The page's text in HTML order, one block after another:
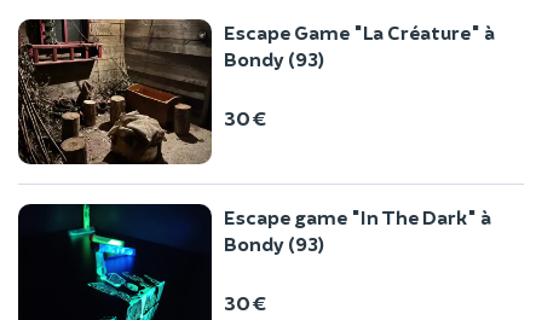
Escape Game "La Créature" à
Bondy (93)
30 €
Escape game "In The Dark" à
Bondy (93)
30 €